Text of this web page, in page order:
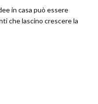
in casa può essere
che lascino crescere la